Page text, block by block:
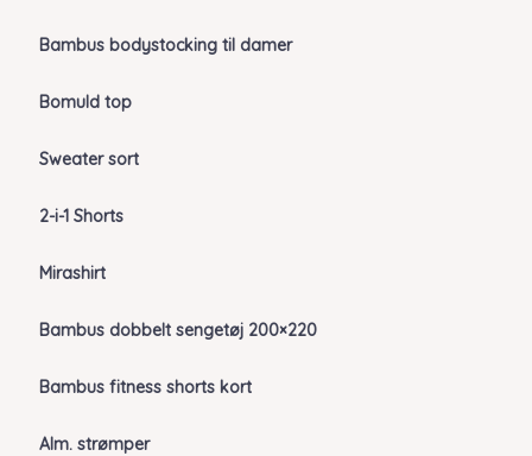
Bambus bodystocking til damer
Bomuld top
Sweater sort
2-i-1 Shorts
Mirashirt
Bambus dobbelt sengetøj 200×220
Bambus fitness shorts kort
Alm. strømper